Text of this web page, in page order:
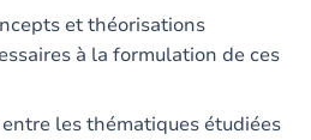
et théorisations
à la formulation de ces
les thématiques étudiées